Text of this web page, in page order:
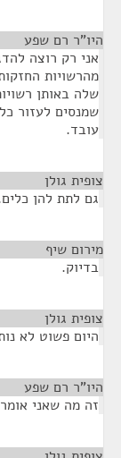
היו"ר רם שפע
אני רק רוצה
מהרשויות
שלה באותן
שמנסים לעזור
עובד.
צופית גולן
גם לתת להן
מירום שיף
בדיוק.
צופית גולן
היום פשוט לא
היו"ר רם שפע
זה מה שאני